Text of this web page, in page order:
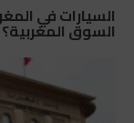
السيارات في
السوق المغربية؟